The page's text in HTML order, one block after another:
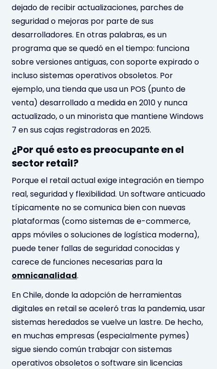
dejado de recibir actualizaciones, parches de
seguridad o mejoras por parte de sus
desarrolladores. En otras palabras, es un
programa que se quedó en el tiempo: funciona
sobre versiones antiguas, con soporte expirado o
incluso sistemas operativos obsoletos. Por
ejemplo, una tienda que usa un POS (punto de
venta) desarrollado a medida en 2010 y nunca
actualizado, o un minorista que mantiene Windows
7 en sus cajas registradoras en 2025.
¿Por qué esto es preocupante en el
sector retail?
Porque el retail actual exige integración en tiempo
real, seguridad y flexibilidad. Un software anticuado
típicamente no se comunica bien con nuevas
plataformas (como sistemas de e-commerce,
apps móviles o soluciones de logística moderna),
puede tener fallas de seguridad conocidas y
carece de funciones necesarias para la
omnicanalidad.
En Chile, donde la adopción de herramientas
digitales en retail se aceleró tras la pandemia, usar
sistemas heredados se vuelve un lastre. De hecho,
en muchas empresas (especialmente pymes)
sigue siendo común trabajar con sistemas
operativos obsoletos o software sin licencias